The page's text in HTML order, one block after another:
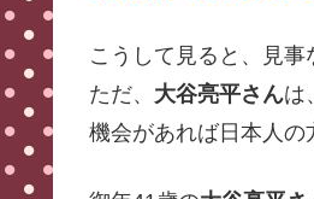
こうして見ると、見事
ただ、 大谷亮平さんは、
機会があれば日本人の